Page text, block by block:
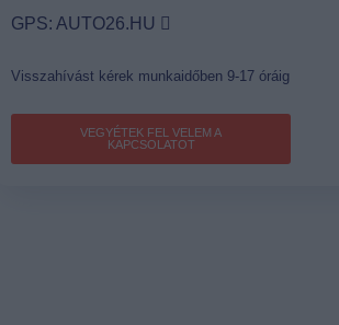
GPS: AUTO26.HU
Visszahívást kérek munkaidőben 9-17 óráig
VEGYÉTEK FEL VELEM A
KAPCSOLATOT